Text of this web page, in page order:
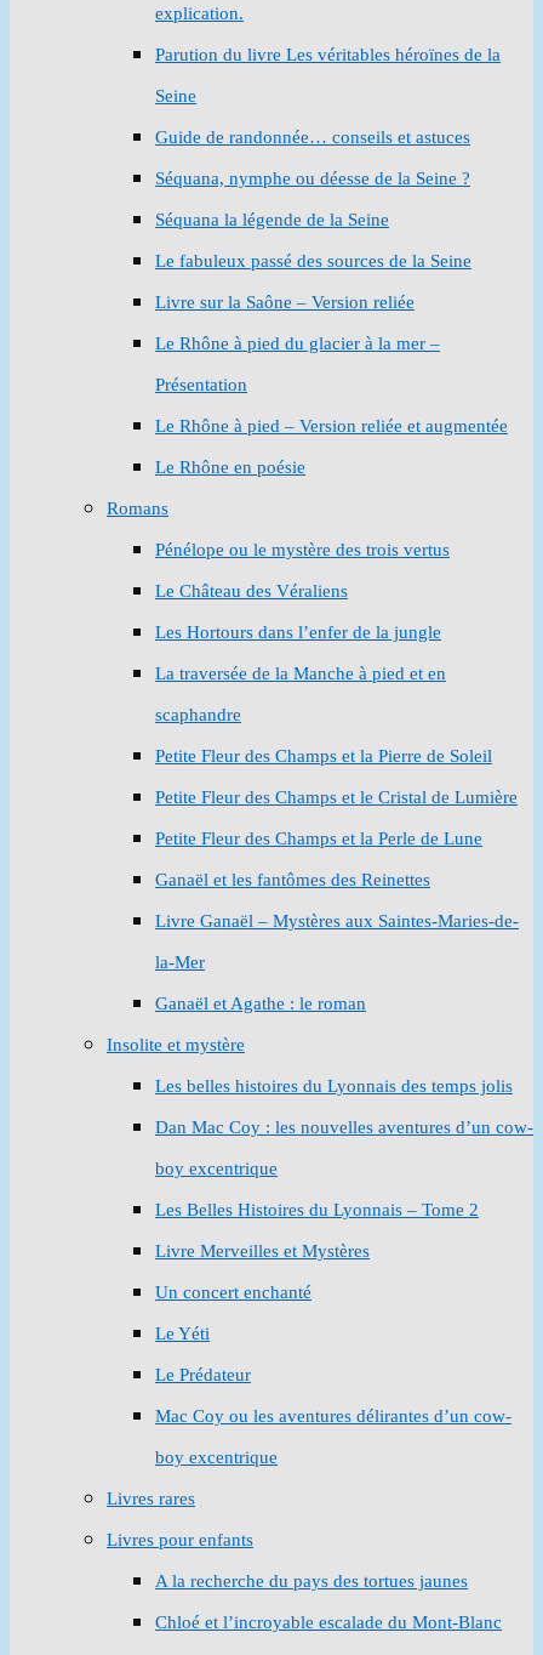
explication.
Parution du livre Les véritables héroïnes de la
Seine
Guide de randonnée… conseils et astuces
Séquana, nymphe ou déesse de la Seine ?
Séquana la légende de la Seine
Le fabuleux passé des sources de la Seine
Livre sur la Saône – Version reliée
Le Rhône à pied du glacier à la mer –
Présentation
Le Rhône à pied – Version reliée et augmentée
Le Rhône en poésie
Romans
Pénélope ou le mystère des trois vertus
Le Château des Véraliens
Les Hortours dans l’enfer de la jungle
La traversée de la Manche à pied et en
scaphandre
Petite Fleur des Champs et la Pierre de Soleil
Petite Fleur des Champs et le Cristal de Lumière
Petite Fleur des Champs et la Perle de Lune
Ganaël et les fantômes des Reinettes
Livre Ganaël – Mystères aux Saintes-Maries-de-
la-Mer
Ganaël et Agathe : le roman
Insolite et mystère
Les belles histoires du Lyonnais des temps jolis
Dan Mac Coy : les nouvelles aventures d’un cow-
boy excentrique
Les Belles Histoires du Lyonnais – Tome 2
Livre Merveilles et Mystères
Un concert enchanté
Le Yéti
Le Prédateur
Mac Coy ou les aventures délirantes d’un cow-
boy excentrique
Livres rares
Livres pour enfants
A la recherche du pays des tortues jaunes
Chloé et l’incroyable escalade du Mont-Blanc